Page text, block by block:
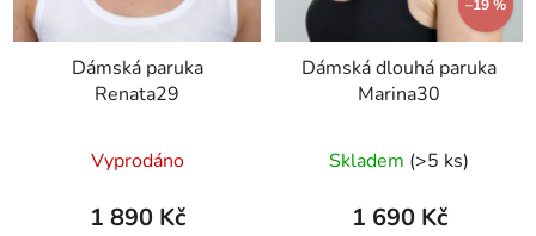
Dámská paruka
Renata29
Vyprodáno
1 890 Kč
–19 %
Dámská dlouhá paruka
Marina30
Skladem (>5 ks)
1 690 Kč